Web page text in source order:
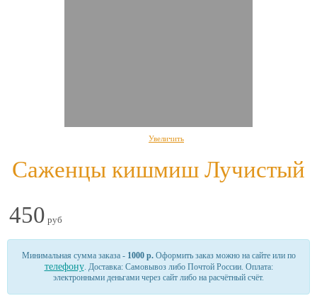
Увеличить
Саженцы кишмиш Лучистый
450 руб
Минимальная сумма заказа - 1000 р.Оформить заказ можно на сайте или по
телефону. Доставка: Самовывоз либо Почтой России. Оплата:
электронными деньгами через сайт либо на расчётный счёт.